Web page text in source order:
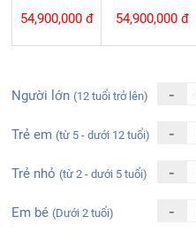
54,900,000đ 54,900,000 đ
Người lớn(12 tuổi trở lên) -
Trẻ em(từ 5 - dưới 12 tuổi) -
Trẻ nhỏ(từ 2 - dưới 5 tuổi) -
Em bé(Dưới 2 tuổi) -